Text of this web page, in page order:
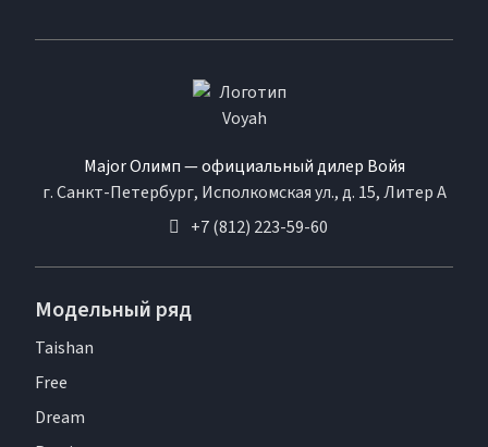
Major Олимп — официальный дилер Войя
г. Санкт-Петербург, Исполкомская ул., д. 15, Литер А
+7 (812) 223-59-60
Модельный ряд
Taishan
Free
Dream